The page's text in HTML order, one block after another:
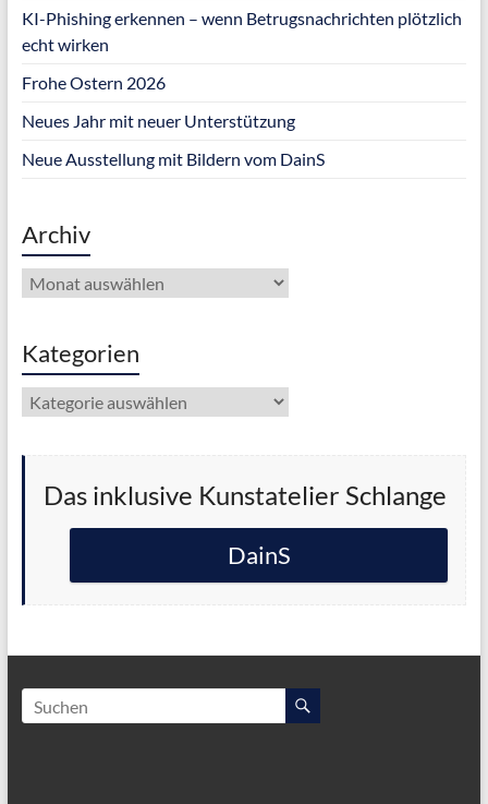
KI-Phishing erkennen – wenn Betrugsnachrichten plötzlich
echt wirken
Frohe Ostern 2026
Neues Jahr mit neuer Unterstützung
Neue Ausstellung mit Bildern vom DainS
Archiv
Archiv
Kategorien
Kategorien
Das inklusive Kunstatelier Schlange
DainS